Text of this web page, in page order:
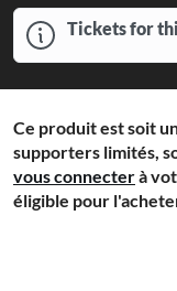
Tickets for
Ce produit est soit
supporters limités,
vous connecterà
éligible pour